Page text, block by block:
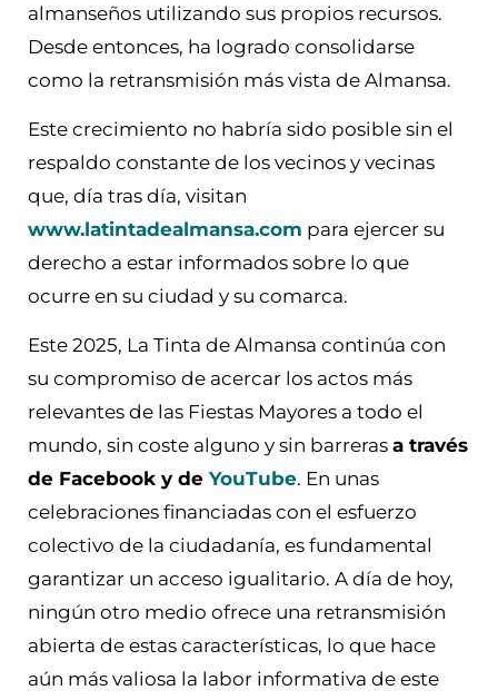
almanseños utilizando sus propios recursos.
Desde entonces, ha logrado consolidarse
como la retransmisión más vista de Almansa.
Este crecimiento no habría sido posible sin el
respaldo constante de los vecinos y vecinas
que, día tras día, visitan
www.latintadealmansa.com para ejercer su
derecho a estar informados sobre lo que
ocurre en su ciudad y su comarca.
Este 2025, La Tinta de Almansa continúa con
su compromiso de acercar los actos más
relevantes de las Fiestas Mayores a todo el
mundo, sin coste alguno y sin barreras a través
de Facebook y de YouTube. En unas
celebraciones financiadas con el esfuerzo
colectivo de la ciudadanía, es fundamental
garantizar un acceso igualitario. A día de hoy,
ningún otro medio ofrece una retransmisión
abierta de estas características, lo que hace
aún más valiosa la labor informativa de este